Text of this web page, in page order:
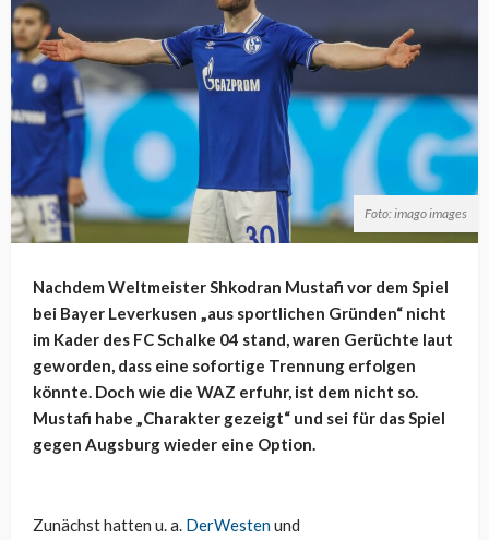
Foto: imago images
Nachdem Weltmeister Shkodran Mustafi vor dem Spiel
bei Bayer Leverkusen „aus sportlichen Gründen“ nicht
im Kader des FC Schalke 04 stand, waren Gerüchte laut
geworden, dass eine sofortige Trennung erfolgen
könnte. Doch wie die WAZ erfuhr, ist dem nicht so.
Mustafi habe „Charakter gezeigt“ und sei für das Spiel
gegen Augsburg wieder eine Option.
Zunächst hatten u. a. DerWestenund